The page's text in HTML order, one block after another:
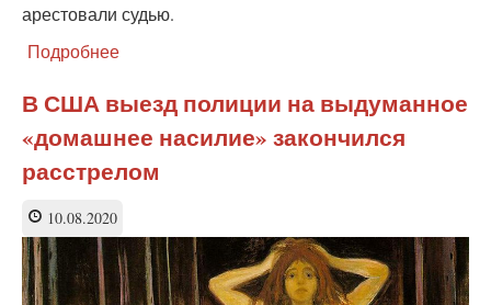
арестовали судью.
Подробнее
Испании
75-
летнего
КС
«гендерное
насилие»
В США выезд полиции на выдуманное
«домашнее насилие» закончился
расстрелом
10.08.2020